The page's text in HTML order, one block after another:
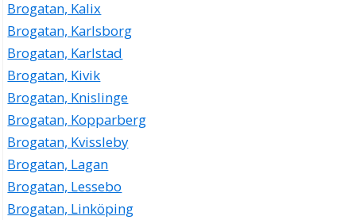
Brogatan, Kalix
Brogatan, Karlsborg
Brogatan, Karlstad
Brogatan, Kivik
Brogatan, Knislinge
Brogatan, Kopparberg
Brogatan, Kvissleby
Brogatan, Lagan
Brogatan, Lessebo
Brogatan, Linköping